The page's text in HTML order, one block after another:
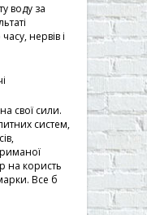
воду за
нервів і
свої сили.
систем,
на користь
Все б